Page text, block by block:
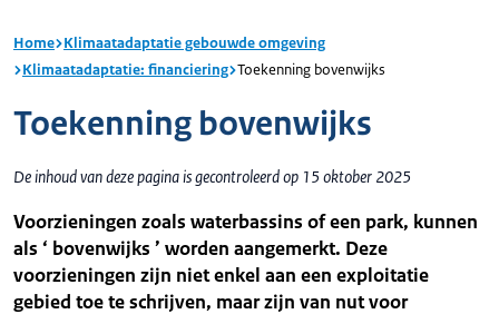
Home Klimaatadaptatie gebouwde omgeving
Klimaatadaptatie: financiering Toekenning bovenwijks
Toekenning bovenwijks
De inhoud van deze pagina is gecontroleerd op 15 oktober 2025
Voorzieningen zoals waterbassins of een park, kunnen
als ‘ bovenwijks ’ worden aangemerkt. Deze
voorzieningen zijn niet enkel aan een exploitatie
gebied toe te schrijven, maar zijn van nut voor